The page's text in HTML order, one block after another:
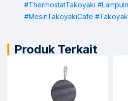
#ThermostatTakoyaki
#MesinTakoyakiCafe
Produk Terkait
Sales
Hilmi
Sales
Jam Operasional 08.00–17.00